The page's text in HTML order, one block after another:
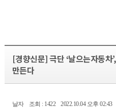
[경향신문] 극단 ‘날으는자동차
만든다
날자 조회 : 1422 2022.10.04 오후 02:43